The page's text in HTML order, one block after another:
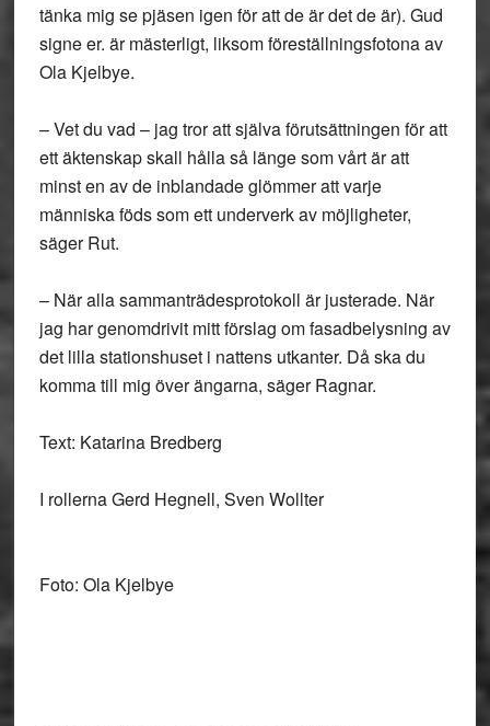
tänka mig se pjäsen igen för att de är det de är). Gud
signe er. är mästerligt, liksom föreställningsfotona av
Ola Kjelbye.
– Vet du vad – jag tror att själva förutsättningen för att
ett äktenskap skall hålla så länge som vårt är att
minst en av de inblandade glömmer att varje
människa föds som ett underverk av möjligheter,
säger Rut.
– När alla sammanträdesprotokoll är justerade. När
jag har genomdrivit mitt förslag om fasadbelysning av
det lilla stationshuset i nattens utkanter. Då ska du
komma till mig över ängarna, säger Ragnar.
Text: Katarina Bredberg
I rollerna Gerd Hegnell, Sven Wollter
Foto: Ola Kjelbye